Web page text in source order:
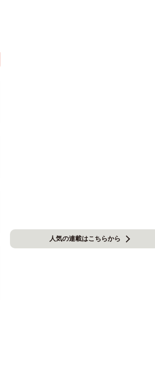
人気の連載はこちらから